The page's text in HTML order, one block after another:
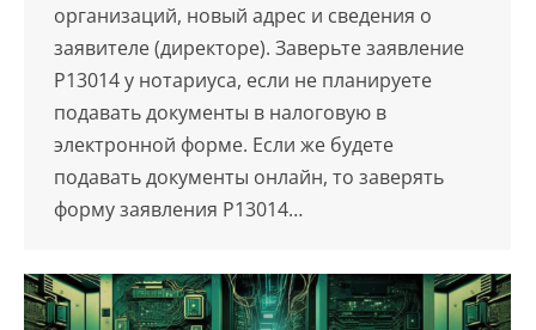
организаций, новый адрес и сведения о
заявителе (директоре). Заверьте заявление
Р13014 у нотариуса, если не планируете
подавать документы в налоговую в
электронной форме. Если же будете
подавать документы онлайн, то заверять
форму заявления Р13014…